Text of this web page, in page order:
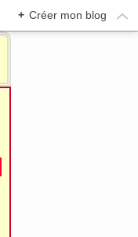
+ Créer mon blog